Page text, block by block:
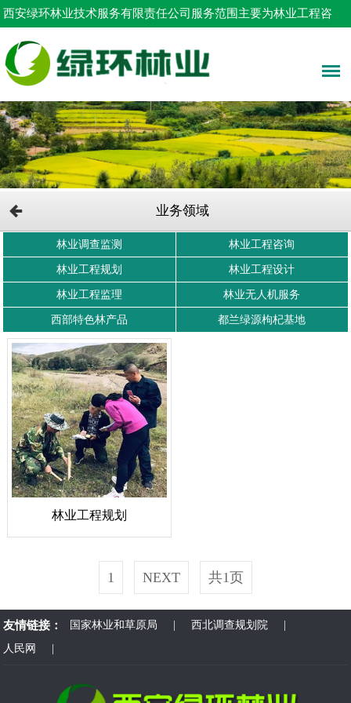
西安绿环林业技术服务有限责任公司服务范围主要为林业工程咨
询，占用林地申请，树木采伐设计等！
业务领域
林业调查监测 林业工程咨询
林业工程规划 林业工程设计
林业工程监理 林业无人机服务
西部特色林产品 都兰绿源枸杞基地
林业工程规划
1 NEXT 共1页
友情链接： 国家林业和草原局 |西北调查规划院
人民网